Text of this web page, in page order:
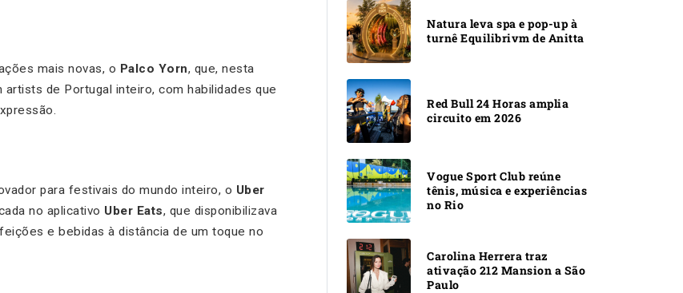
mais novas, o Palco Yorn, que, nesta
artists de Portugal inteiro, com habilidades que
para festivais do mundo inteiro, o Uber
no aplicativo Uber Eats, que disponibilizava
e bebidas à distância de um toque no
Natura leva spa e pop-up à
turnê Equilibrivm de Anitta
Red Bull 24 Horas amplia
circuito em 2026
Vogue Sport Club reúne
tênis, música e experiências
no Rio
Carolina Herrera traz
ativação 212 Mansion a São
Paulo